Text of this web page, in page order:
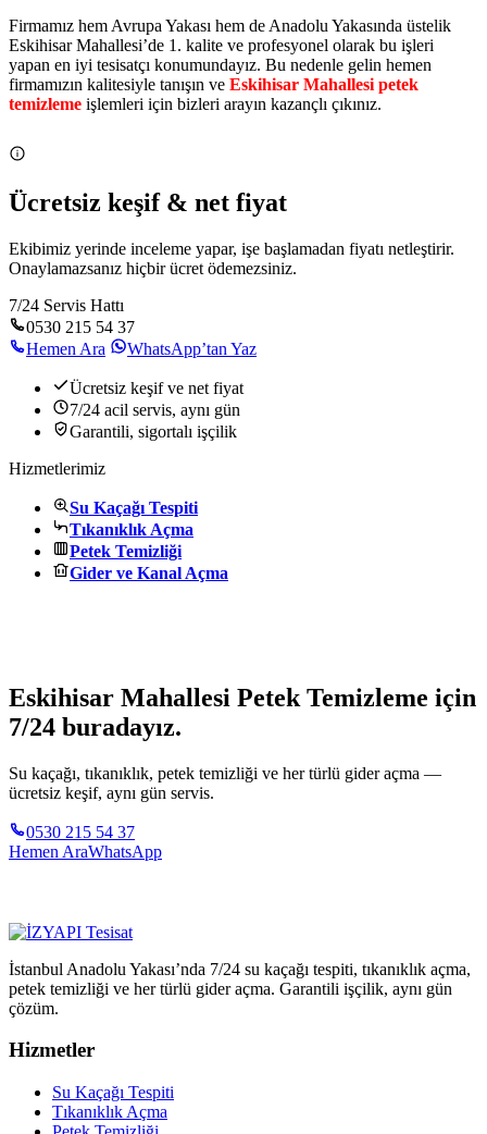
Firmamız hem Avrupa Yakası hem de Anadolu Yakasında üstelik
Eskihisar Mahallesi’de 1. kalite ve profesyonel olarak bu işleri
yapan en iyi tesisatçı konumundayız. Bu nedenle gelin hemen
firmamızın kalitesiyle tanışın ve Eskihisar Mahallesi petek
temizleme işlemleri için bizleri arayın kazançlı çıkınız.
Ücretsiz keşif & net fiyat
Ekibimiz yerinde inceleme yapar, işe başlamadan fiyatı netleştirir.
Onaylamazsanız hiçbir ücret ödemezsiniz.
7/24 Servis Hattı
0530 215 54 37
Hemen Ara
WhatsApp’tan Yaz
Ücretsiz keşif ve net fiyat
7/24 acil servis, aynı gün
Garantili, sigortalı işçilik
Hizmetlerimiz
Su Kaçağı Tespiti
Tıkanıklık Açma
Petek Temizliği
Gider ve Kanal Açma
Eskihisar Mahallesi Petek Temizleme için
7/24 buradayız.
Su kaçağı, tıkanıklık, petek temizliği ve her türlü gider açma —
ücretsiz keşif, aynı gün servis.
0530 215 54 37
Hemen AraWhatsApp
İstanbul Anadolu Yakası’nda 7/24 su kaçağı tespiti, tıkanıklık açma,
petek temizliği ve her türlü gider açma. Garantili işçilik, aynı gün
çözüm.
Hizmetler
Su Kaçağı Tespiti
Tıkanıklık Açma